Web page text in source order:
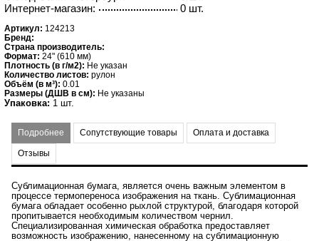
0 шт.
Интернет-магазин:
Артикул: 124213
Бренд:
Страна производитель:
Формат: 24" (610 мм)
Плотность (в г/м2): Не указан
Количество листов: рулон
Объём (в м³): 0.01
Размеры (ДШВ в см): Не указаны
Упаковка: 1 шт.
Подробнее Сопутствующие товары Оплата и доставка
Отзывы
Сублимационная бумага, является очень важным элементом в
процессе термопереноса изображения на ткань. Сублимационная
бумага обладает особенно рыхлой структурой, благодаря которой
пропитывается необходимым количеством чернил.
Специализированная химическая обработка предоставляет
возможность изображению, нанесенному на сублимационную